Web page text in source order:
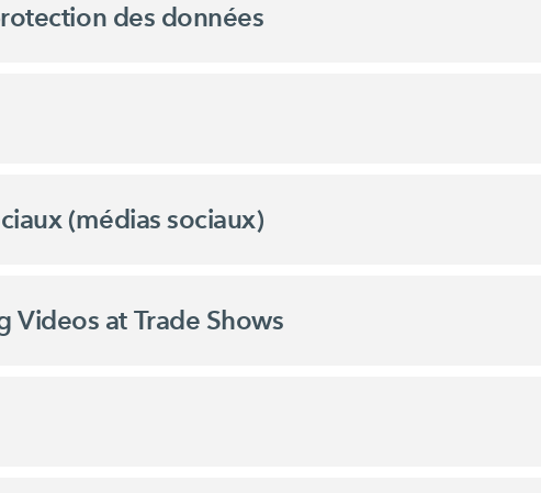
des données
(médias sociaux)
Videos at Trade Shows